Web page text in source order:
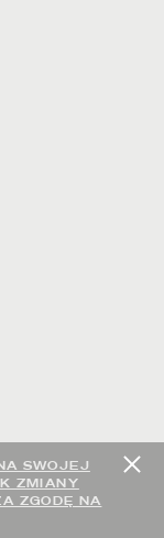
SWOJEJ
ZMIANY
ZGODĘ NA